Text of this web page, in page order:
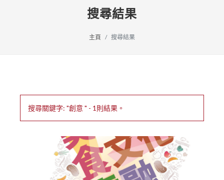
搜尋結果
主頁 搜尋結果
搜尋關鍵字: "創意 " - 1則結果。